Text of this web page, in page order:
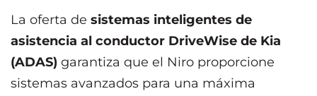
La oferta de sistemas inteligentes de
asistencia al conductor DriveWise de Kia
(ADAS) garantiza que el Niro proporcione
sistemas avanzados para una máxima